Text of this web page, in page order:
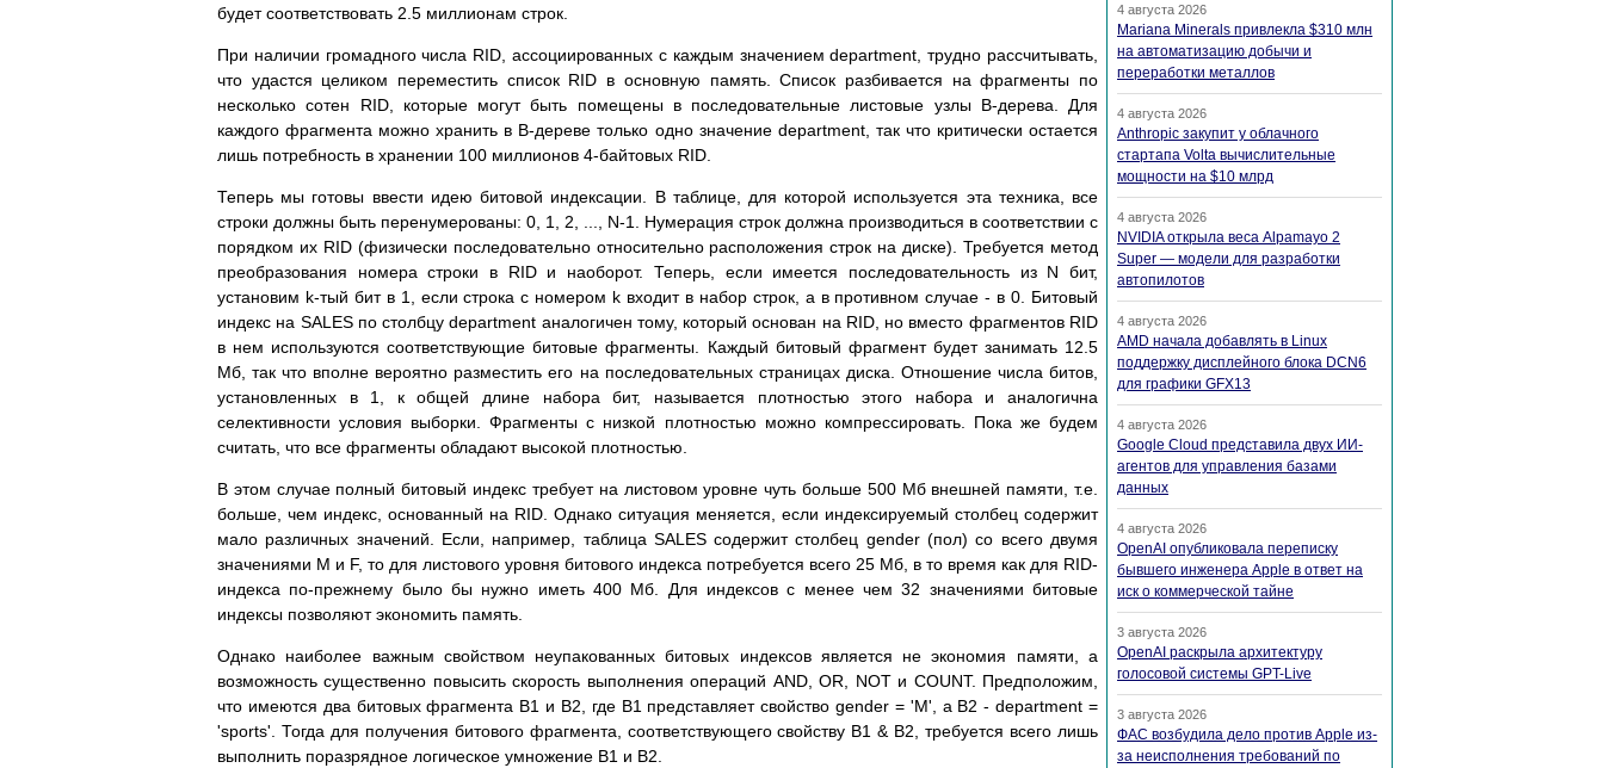
будет соответствовать 2.5 миллионам строк.
При наличии громадного числа RID, ассоциированных с каждым значением department, трудно рассчитывать,
что удастся целиком переместить список RID в основную память. Список разбивается на фрагменты по
несколько сотен RID, которые могут быть помещены в последовательные листовые узлы B-дерева. Для
каждого фрагмента можно хранить в B-дереве только одно значение department, так что критически остается
лишь потребность в хранении 100 миллионов 4-байтовых RID.
Теперь мы готовы ввести идею битовой индексации. В таблице, для которой используется эта техника, все
строки должны быть перенумерованы: 0, 1, 2, ..., N-1. Нумерация строк должна производиться в соответствии с
порядком их RID (физически последовательно относительно расположения строк на диске). Требуется метод
преобразования номера строки в RID и наоборот. Теперь, если имеется последовательность из N бит,
установим k-тый бит в 1, если строка с номером k входит в набор строк, а в противном случае - в 0. Битовый
индекс на SALES по столбцу department аналогичен тому, который основан на RID, но вместо фрагментов RID
в нем используются соответствующие битовые фрагменты. Каждый битовый фрагмент будет занимать 12.5
Мб, так что вполне вероятно разместить его на последовательных страницах диска. Отношение числа битов,
установленных в 1, к общей длине набора бит, называется плотностью этого набора и аналогична
селективности условия выборки. Фрагменты с низкой плотностью можно компрессировать. Пока же будем
считать, что все фрагменты обладают высокой плотностью.
В этом случае полный битовый индекс требует на листовом уровне чуть больше 500 Мб внешней памяти, т.е.
больше, чем индекс, основанный на RID. Однако ситуация меняется, если индексируемый столбец содержит
мало различных значений. Если, например, таблица SALES содержит столбец gender (пол) со всего двумя
значениями M и F, то для листового уровня битового индекса потребуется всего 25 Мб, в то время как для RID-
индекса по-прежнему было бы нужно иметь 400 Мб. Для индексов с менее чем 32 значениями битовые
индексы позволяют экономить память.
Однако наиболее важным свойством неупакованных битовых индексов является не экономия памяти, а
возможность существенно повысить скорость выполнения операций AND, OR, NOT и COUNT. Предположим,
что имеются два битовых фрагмента B1 и B2, где B1 представляет свойство gender = 'M', а B2 - department =
'sports'. Тогда для получения битового фрагмента, соответствующего свойству B1 & B2, требуется всего лишь
выполнить поразрядное логическое умножение B1 и B2.
4 августа 2026
Mariana Minerals привлекла $310 млн
на автоматизацию добычи и
переработки металлов
4 августа 2026
Anthropic закупит у облачного
стартапа Volta вычислительные
мощности на $10 млрд
4 августа 2026
NVIDIA открыла веса Alpamayo 2
Super — модели для разработки
автопилотов
4 августа 2026
AMD начала добавлять в Linux
поддержку дисплейного блока DCN6
для графики GFX13
4 августа 2026
Google Cloud представила двух ИИ-
агентов для управления базами
данных
4 августа 2026
OpenAI опубликовала переписку
бывшего инженера Apple в ответ на
иск о коммерческой тайне
3 августа 2026
OpenAI раскрыла архитектуру
голосовой системы GPT-Live
3 августа 2026
ФАС возбудила дело против Apple из-
за неисполнения требований по